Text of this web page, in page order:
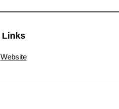
Links
Website